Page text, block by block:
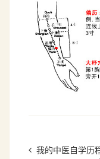
我的中医自学历